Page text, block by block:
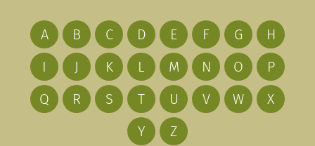
A B C D E F G
H
I
J K L M N O
P
Q
R S T U V W
X
Y
Z